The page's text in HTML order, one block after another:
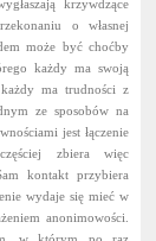
krzywdzące
o własnej
może być choćby
każdy ma swoją
ma trudności z
ze sposobów na
jest łączenie
zbiera więc
kontakt przybiera
wydaje się mieć w
anonimowości.